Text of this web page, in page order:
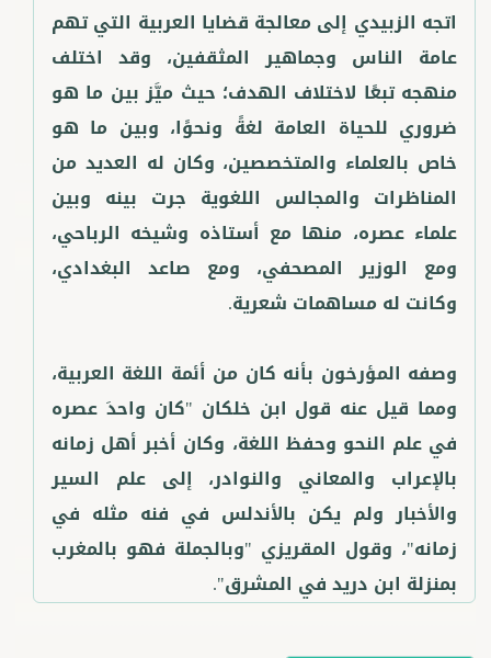
اتجه الزبيدي إلى معالجة قضايا العربية التي تهم
عامة الناس وجماهير المثقفين، وقد اختلف
منهجه تبعًا لاختلاف الهدف؛ حيث ميَّز بين ما هو
ضروري للحياة العامة لغةً ونحوًا، وبين ما هو
خاص بالعلماء والمتخصصين، وكان له العديد من
المناظرات والمجالس اللغوية جرت بينه وبين
علماء عصره، منها مع أستاذه وشيخه الرباحي،
ومع الوزير المصحفي، ومع صاعد البغدادي،
وصفه المؤرخون بأنه كان من أئمة اللغة العربية،
ومما قيل عنه قول ابن خلكان "كان واحدَ عصره
في علم النحو وحفظ اللغة، وكان أخبر أهل زمانه
بالإعراب والمعاني والنوادر، إلى علم السير
والأخبار ولم يكن بالأندلس في فنه مثله في
زمانه"، وقول المقريزي "وبالجملة فهو بالمغرب
بمنزلة ابن دريد في المشرق".